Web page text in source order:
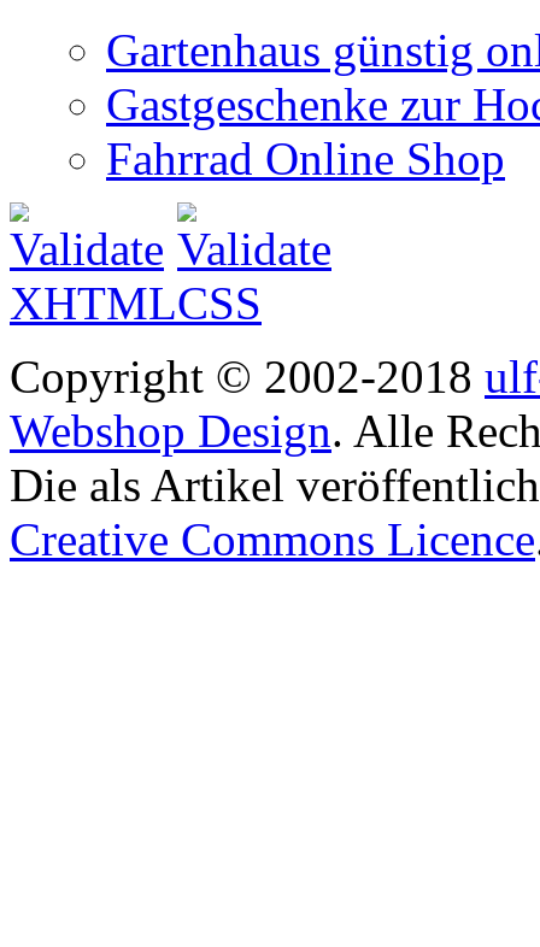
Gartenhaus günstig
Gastgeschenke zur
Fahrrad Online Shop
Copyright © 2002-2018
Webshop Design. Alle
Die als Artikel
Creative Commons Licence